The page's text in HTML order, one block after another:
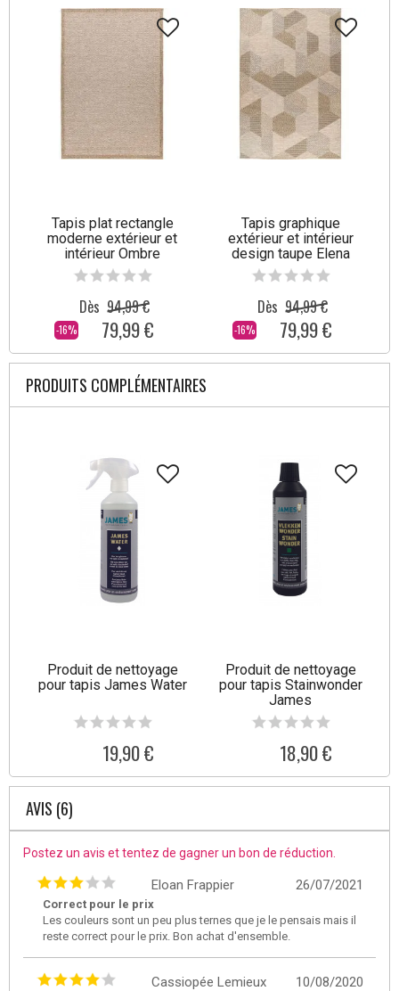
Tapis plat rectangle
moderne extérieur et
intérieur Ombre
-16%
Dès 94,99 €
79,99 €
Tapis graphique
extérieur et intérieur
design taupe Elena
-16%
Dès 94,99 €
79,99 €
PRODUITS COMPLÉMENTAIRES
Produit de nettoyage
pour tapis James Water
19,90 €
Produit de nettoyage
pour tapis Stainwonder
James
18,90 €
AVIS (6)
Postez un avis et tentez de gagner un bon de réduction.
26/07/2021
Eloan Frappier
Correct pour le prix
Les couleurs sont un peu plus ternes que je le pensais mais il
reste correct pour le prix. Bon achat d'ensemble.
10/08/2020
Cassiopée Lemieux